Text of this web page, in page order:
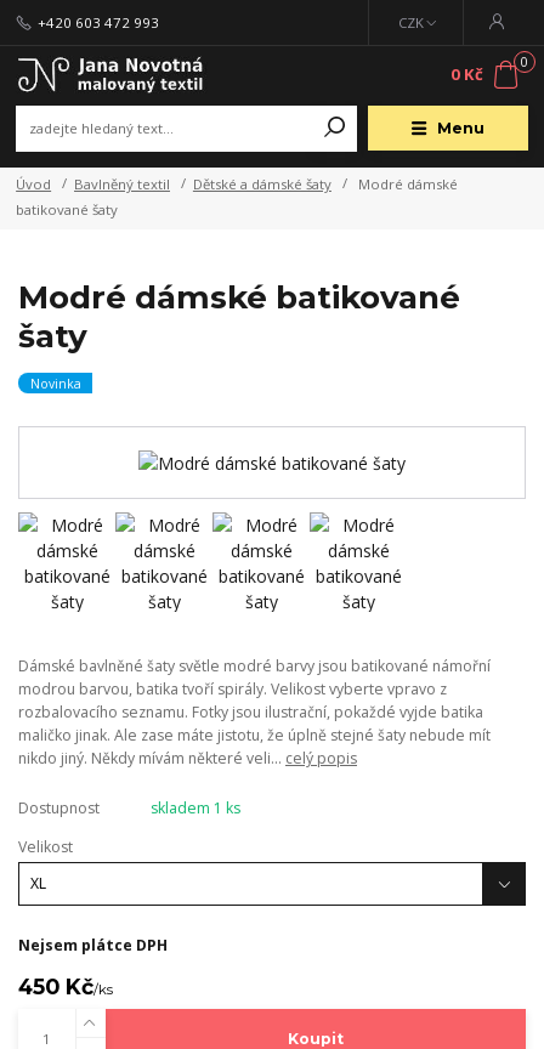
Menu
CZK
+420 603 472 993
0
0 Kč
Úvod Bavlněný textil Dětské a dámské šaty
Modré dámské
batikované šaty
Modré dámské batikované
šaty
Novinka
Dámské bavlněné šaty světle modré barvy jsou batikované námořní
modrou barvou, batika tvoří spirály. Velikost vyberte vpravo z
rozbalovacího seznamu. Fotky jsou ilustrační, pokaždé vyjde batika
maličko jinak. Ale zase máte jistotu, že úplně stejné šaty nebude mít
nikdo jiný. Někdy mívám některé veli... celý popis
Dostupnost
skladem 1 ks
Velikost
Nejsem plátce DPH
450 Kč/ks
Koupit